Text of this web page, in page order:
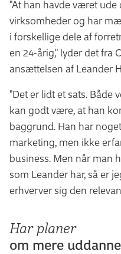
"At han havde været
virksomheder og har
i forskellige dele af
en 24-årig," lyder det fra
ansættelsen af Leander
"Det er lidt et sats. Både
kan godt være, at han
baggrund. Han har
marketing, men ikke
business. Men når man
som Leander har, så er
erhverver sig den
Har planer
om mere